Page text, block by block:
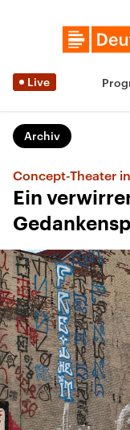
Live
Archiv
Concept-Theater
Ein